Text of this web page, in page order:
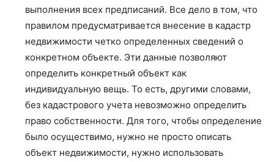
выполнения всех предписаний. Все дело в том, что
правилом предусматривается внесение в кадастр
недвижимости четко определенных сведений о
конкретном объекте. Эти данные позволяют
определить конкретный объект как
индивидуальную вещь. То есть, другими словами,
без кадастрового учета невозможно определить
право собственности. Для того, чтобы определение
было осуществимо, нужно не просто описать
объект недвижимости, нужно использовать